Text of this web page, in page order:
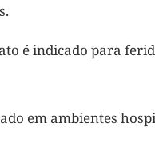
é indicado para
em ambientes